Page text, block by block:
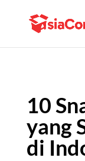
10
yang
di